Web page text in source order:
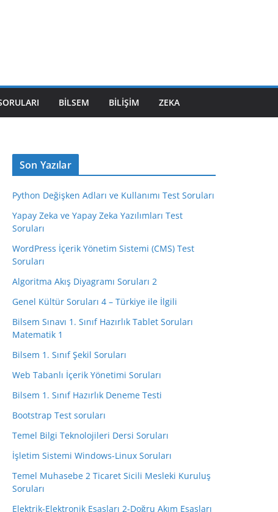
BILSEM BILIŞIM ZEKA
Son Yazılar
Python Değişken Adları ve Kullanımı Test Soruları
Yapay Zeka ve Yapay Zeka Yazılımları Test
Soruları
WordPress İçerik Yönetim Sistemi (CMS) Test
Soruları
Algoritma Akış Diyagramı Soruları 2
Genel Kültür Soruları 4 – Türkiye ile İlgili
Bilsem Sınavı 1. Sınıf Hazırlık Tablet Soruları
Matematik 1
Bilsem 1. Sınıf Şekil Soruları
Web Tabanlı İçerik Yönetimi Soruları
Bilsem 1. Sınıf Hazırlık Deneme Testi
Bootstrap Test soruları
Temel Bilgi Teknolojileri Dersi Soruları
İşletim Sistemi Windows-Linux Soruları
Temel Muhasebe 2 Ticaret Sicili Mesleki Kuruluş
Soruları
Elektrik-Elektronik Esasları 2-Doğru Akım Esasları